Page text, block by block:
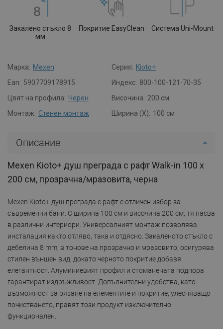
Закалено стъкло 8
мм
Покритие EasyClean Система Uni-Mount
Марка: Mexen Серия: Kioto+
Ean: 5907709178915 Индекс: 800-100-121-70-35
Цвят на профила: Черен Височина: 200 см
Монтаж: Стенен монтаж Ширина (X): 100 см
Описание
Mexen Kioto+ душ преграда с рафт Walk-in 100 x
200 см, прозрачна/мразовита, черна
Mexen Kioto+ душ преграда с рафт е отличен избор за
съвременни бани. С ширина 100 см и височина 200 см, тя пасва
в различни интериори. Универсалният монтаж позволява
инсталация както отляво, така и отдясно. Закаленото стъкло с
дебелина 8 mm, в тонове на прозрачно и мразовито, осигурява
стилен външен вид, докато черното покритие добавя
елегантност. Алуминиевият профил и стоманената подпора
гарантират издръжливост. Допълнителни удобства, като
възможност за рязане на елементите и покритие, улесняващо
почистването, правят този продукт изключително
функционален.